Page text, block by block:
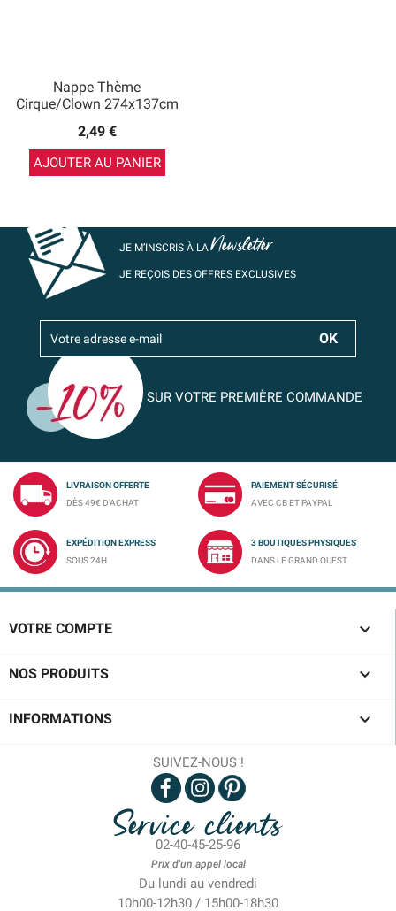
Nappe Thème
Cirque/Clown 274x137cm
2,49 €
AJOUTER AU PANIER
JE M’INSCRIS À LANewsletter
JE REÇOIS DES OFFRES EXCLUSIVES
SUR VOTRE PREMIÈRE COMMANDE
LIVRAISON OFFERTE
DÈS 49€ D'ACHAT
PAIEMENT SÉCURISÉ
AVEC CB ET PAYPAL
EXPÉDITION EXPRESS
SOUS 24H
3 BOUTIQUES PHYSIQUES
DANS LE GRAND OUEST
VOTRE COMPTE 
NOS PRODUITS 
INFORMATIONS 
SUIVEZ-NOUS !
Service clients
02-40-45-25-96
Prix d'un appel local
Du lundi au vendredi
10h00-12h30 / 15h00-18h30